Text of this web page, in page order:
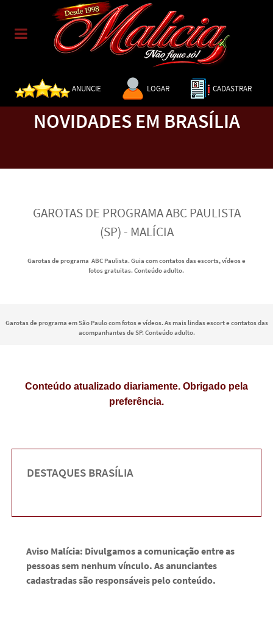
ANUNCIE LOGAR CADASTRAR
NOVIDADES EM BRASÍLIA
GAROTAS DE PROGRAMA ABC PAULISTA
(SP) - MALÍCIA
Garotas de programa ABC Paulista. Guia com contatos das escorts, vídeos e
fotos gratuitas. Conteúdo adulto.
Garotas de programa em São Paulo com fotos e vídeos. As mais lindas escort e contatos das
acompanhantes de SP. Conteúdo adulto.
Conteúdo atualizado diariamente. Obrigado pela
preferência.
DESTAQUES BRASÍLIA
Aviso Malícia: Divulgamos a comunicação entre as
pessoas sem nenhum vínculo. As anunciantes
cadastradas são responsáveis pelo conteúdo.